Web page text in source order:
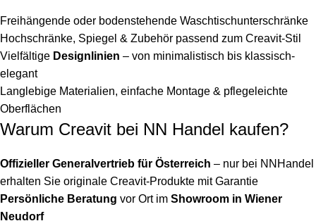
Freihängende oder bodenstehende Waschtischunterschränke
Hochschränke, Spiegel & Zubehör passend zum Creavit-Stil
Vielfältige Designlinien – von minimalistisch bis klassisch-
elegant
Langlebige Materialien, einfache Montage & pflegeleichte
Oberflächen
Warum Creavit bei NN Handel kaufen?
Offizieller Generalvertrieb für Österreich – nur bei NNHandel
erhalten Sie originale Creavit-Produkte mit Garantie
Persönliche Beratung vor Ort im Showroom in Wiener
Neudorf